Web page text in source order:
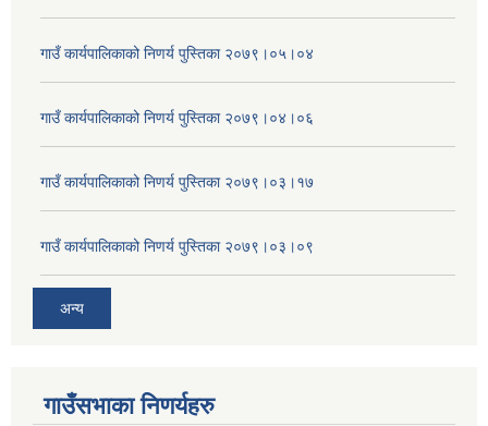
गाउँ कार्यपालिकाको निणर्य पुस्तिका २०७९।०५।०४
गाउँ कार्यपालिकाको निणर्य पुस्तिका २०७९।०४।०६
गाउँ कार्यपालिकाको निणर्य पुस्तिका २०७९।०३।१७
गाउँ कार्यपालिकाको निणर्य पुस्तिका २०७९।०३।०९
अन्य
गाउँसभाका निणर्यहरु